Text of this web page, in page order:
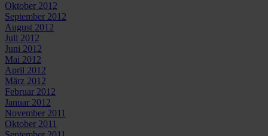
Oktober 2012
September 2012
August 2012
Juli 2012
Juni 2012
Mai 2012
April 2012
März 2012
Februar 2012
Januar 2012
November 2011
Oktober 2011